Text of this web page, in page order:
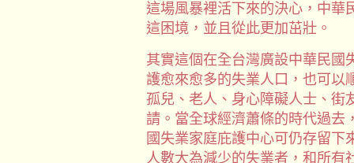
這場風暴裡活下來的決心，中華
這困境，並且從此更加茁壯。
其實這個在全台灣廣設中華民國
護愈來愈多的失業人口，也可以
孤兒、老人、身心障礙人士、
請。當全球經濟蕭條的時代過去
國失業家庭庇護中心可仍存留下
人數大為減少的失業者，和所有